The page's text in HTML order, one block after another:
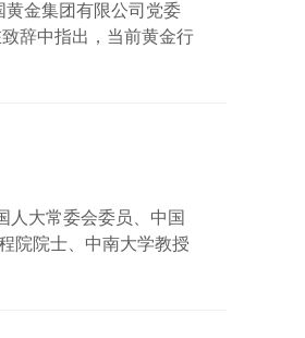
黄金集团有限公司党委
辞中指出，当前黄金行
之路，在全球黄金领域
人大常委会委员、中国
院院士、中南大学教授